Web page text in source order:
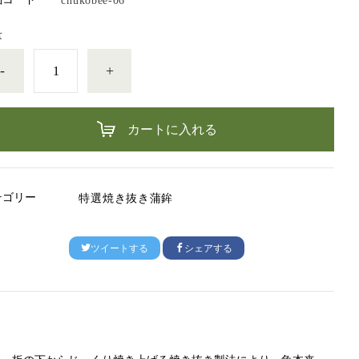
- +
カートに入れる
ゴリー 特選焼き抜き蒲鉾
ツイートする シェアする